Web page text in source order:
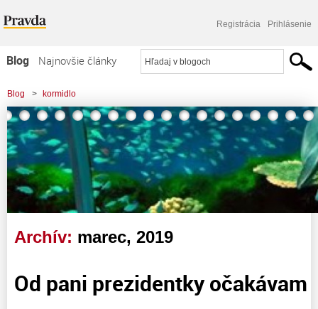
Registrácia Prihlásenie
Blog
Najnovšie články
Najčítanejšie články
Najkomentovanejšie články
Zoznam blogov
Komerčné blogy
Blog > kormidlo
Archív: marec, 2019
Od pani prezidentky očakávam